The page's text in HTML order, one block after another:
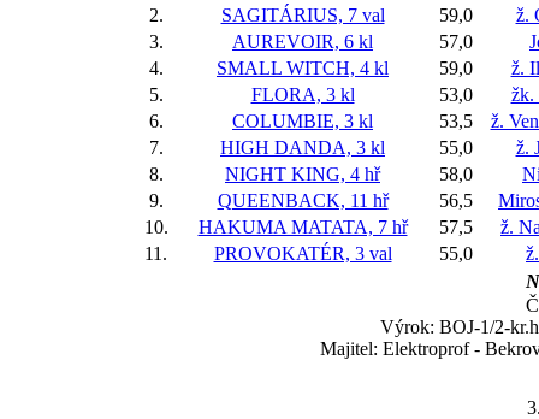
2.
SAGITÁRIUS, 7 val 59,0
ž.
3.
AUREVOIR, 6 kl 57,0
4.
SMALL WITCH, 4 kl 59,0
ž.
5.
FLORA, 3 kl 53,0
žk.
6.
COLUMBIE, 3 kl 53,5
ž.
7.
HIGH DANDA, 3 kl 55,0
ž.
8.
NIGHT KING, 4 hř 58,0
9.
QUEENBACK, 11 hř 56,5
10.
HAKUMA MATATA, 7 hř 57,5
ž.
11.
PROVOKATÉR, 3 val 55,0
Výrok: BOJ-1/2-
Majitel: Elektroprof -